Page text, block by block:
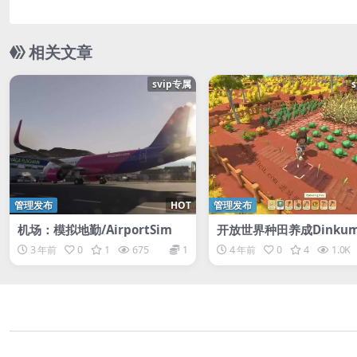
相关文章
svip专属
HOT
管理发布
机场：模拟地勤/AirportSim
3 年前 0 1 675 1
管理发布
开放世界种田养成
4 年前 0 4 1.0K